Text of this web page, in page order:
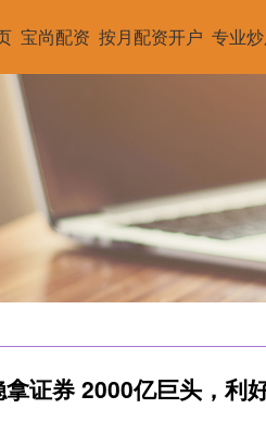
宝尚配资 按月配资开户 专业
拿证券 2000亿巨头，利